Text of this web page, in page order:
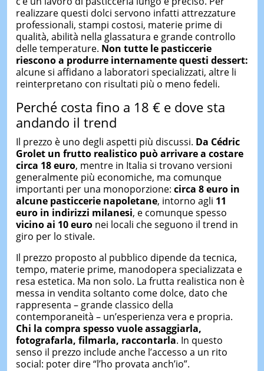
realizzare questi dolci servono infatti attrezzature
professionali, stampi costosi, materie prime di
qualità, abilità nella glassatura e grande controllo
delle temperature. Non tutte le pasticcerie
riescono a produrre internamente questi dessert:
alcune si affidano a laboratori specializzati, altre li
reinterpretano con risultati più o meno fedeli.
Perché costa fino a 18 € e dove sta
andando il trend
Il prezzo è uno degli aspetti più discussi. Da Cédric
Grolet un frutto realistico può arrivare a costare
circa 18 euro, mentre in Italia si trovano versioni
generalmente più economiche, ma comunque
importanti per una monoporzione: circa 8 euro in
alcune pasticcerie napoletane, intorno agli 11
euro in indirizzi milanesi, e comunque spesso
vicino ai 10 euronei locali che seguono il trend in
giro per lo stivale.
Il prezzo proposto al pubblico dipende da tecnica,
tempo, materie prime, manodopera specializzata e
resa estetica. Ma non solo. La frutta realistica non è
messa in vendita soltanto come dolce, dato che
rappresenta – grande classico della
contemporaneità – un’esperienza vera e propria.
Chi la compra spesso vuole assaggiarla,
fotografarla, filmarla, raccontarla. In questo
senso il prezzo include anche l’accesso a un rito
social: poter dire “l’ho provata anch’io”.